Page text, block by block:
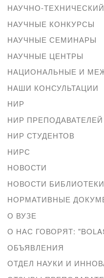
НАУЧНО-
НАУЧНЫЕ КОНКУРСЫ
НАУЧНЫЕ СЕМИНАРЫ
НАУЧНЫЕ ЦЕНТРЫ
НАЦИОНАЛЬНЫЕ И
НАШИ КОНСУЛЬТАЦИИ
НИР
НИР ПРЕПОДАВАТЕЛЕЙ
НИР СТУДЕНТОВ
НИРС
НОВОСТИ
НОВОСТИ БИБЛИОТЕКИ
НОРМАТИВНЫЕ
О ВУЗЕ
О НАС ГОВОРЯТ:
ОБЪЯВЛЕНИЯ
ОТДЕЛ НАУКИ И